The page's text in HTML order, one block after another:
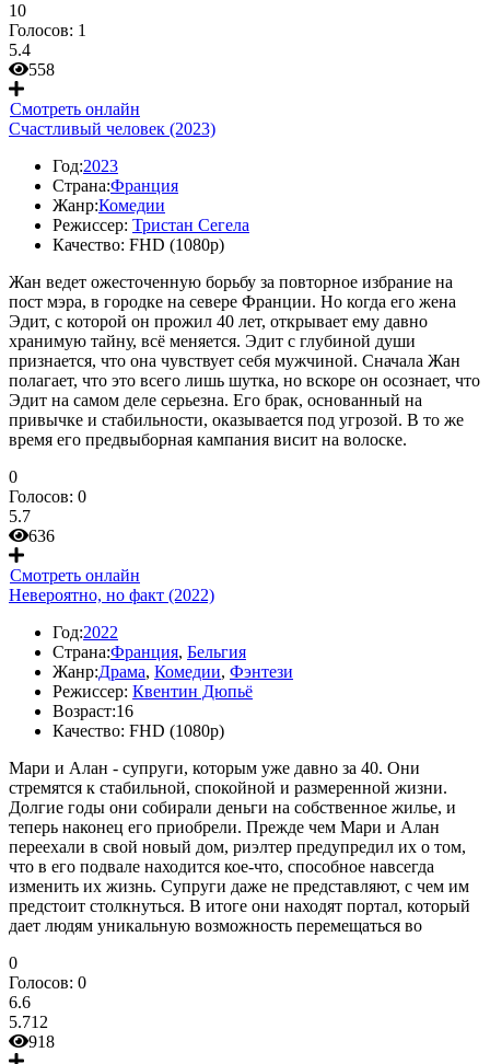
10
Голосов: 1
5.4
558
Смотреть онлайн
Счастливый человек (2023)
Год:2023
Страна:Франция
Жанр:Комедии
Режиссер: Тристан Сегела
Качество: FHD (1080p)
Жан ведет ожесточенную борьбу за повторное избрание на
пост мэра, в городке на севере Франции. Но когда его жена
Эдит, с которой он прожил 40 лет, открывает ему давно
хранимую тайну, всё меняется. Эдит с глубиной души
признается, что она чувствует себя мужчиной. Сначала Жан
полагает, что это всего лишь шутка, но вскоре он осознает, что
Эдит на самом деле серьезна. Его брак, основанный на
привычке и стабильности, оказывается под угрозой. В то же
время его предвыборная кампания висит на волоске.
0
Голосов: 0
5.7
636
Смотреть онлайн
Невероятно, но факт (2022)
Год:2022
Страна:Франция, Бельгия
Жанр:Драма, Комедии, Фэнтези
Режиссер: Квентин Дюпьё
Возраст:16
Качество: FHD (1080p)
Мари и Алан - супруги, которым уже давно за 40. Они
стремятся к стабильной, спокойной и размеренной жизни.
Долгие годы они собирали деньги на собственное жилье, и
теперь наконец его приобрели. Прежде чем Мари и Алан
переехали в свой новый дом, риэлтер предупредил их о том,
что в его подвале находится кое-что, способное навсегда
изменить их жизнь. Супруги даже не представляют, с чем им
предстоит столкнуться. В итоге они находят портал, который
дает людям уникальную возможность перемещаться во
0
Голосов: 0
6.6
5.712
918